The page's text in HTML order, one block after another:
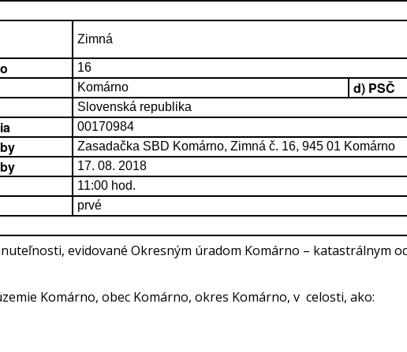
Zimná
16
Komárno d) PSČ
Slovenská republika
00170984
Zasadačka SBD Komárno, Zimná č. 16, 945 01 Komárno
17. 08. 2018
11:00 hod.
prvé
evidované Okresným úradom Komárno – katastrálnym
Komárno, obec Komárno, okres Komárno, v celosti, ako: